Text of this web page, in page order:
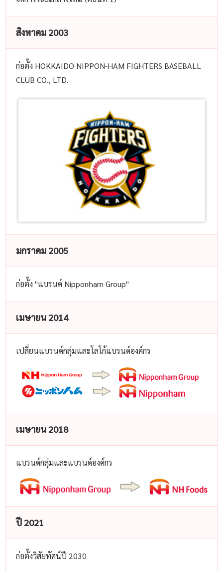
สิงหาคม 2003
ก่อตั้ง HOKKAIDO NIPPON-HAM FIGHTERS BASEBALL
CLUB CO., LTD.
มกราคม 2005
ก่อตั้ง "แบรนด์ Nipponham Group"
เมษายน 2014
เปลี่ยนแบรนด์กลุ่มและโลโก้แบรนด์องค์กร
เมษายน 2018
แบรนด์กลุ่มและแบรนด์องค์กร
ปี 2021
ก่อตั้งวิสัยทัศน์ปี 2030